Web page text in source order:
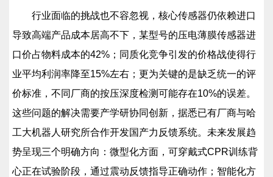
行业面临的挑战也不容忽视，核心传感器仍依赖进口
导致高端产品成本居高不下，某型号的压电薄膜传感器进
口价占物料成本的42%；同质化竞争引发的价格战使得行
业平均利润率降至15%左右；更为关键的是缺乏统一的评
价标准，不同厂商的按压深度检测可能存在10%的误差。
这些问题的解决需要产学研协同创新，据悉已有厂商与哈
工大机器人研究所合作开发国产力反馈系统。未来发展趋
势呈现三个明确方向：微型化方面，可穿戴式CPR训练背
心正在试验阶段，通过震动反馈指导正确动作；智能化方